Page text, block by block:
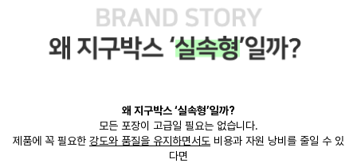
왜 지구박스 ‘실속형’일까?
모든 포장이 고급일 필요는 없습니다.
제품에 꼭 필요한 강도와 품질을 유지하면서도 비용과 자원 낭비를 줄일 수 있
다면